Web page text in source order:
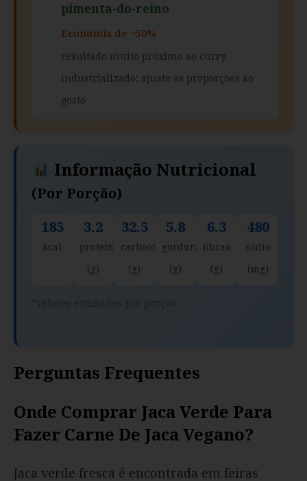
pimenta-do-reino
Economia de ~50%
resultado muito próximo ao curry
industrializado; ajuste as proporções ao
gosto
Informação Nutricional
(por Porção)
185
kcal
3.2
proteína
(g)
32.5
carboidratos
(g)
5.8
gorduras
(g)
6.3
fibras
(g)
480
sódio
(mg)
Perguntas Frequentes
Onde Comprar Jaca Verde Para
Fazer Carne De Jaca Vegano?
Jaca verde fresca é encontrada em feiras